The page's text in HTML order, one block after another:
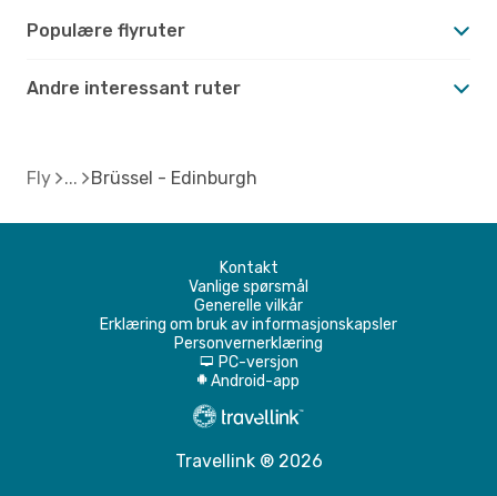
Populære flyruter
Andre interessant ruter
Fly Brüssel - Edinburgh
Kontakt
Vanlige spørsmål
Generelle vilkår
Erklæring om bruk av informasjonskapsler
Personvernerklæring
d PC-versjon
A Android-app
Travellink ® 2026